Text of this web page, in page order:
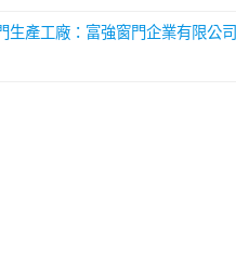
生產工廠：富強窗門企業有限公司